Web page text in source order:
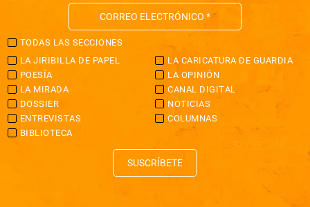
TODAS LAS SECCIONES
LA JIRIBILLA DE PAPEL
LA CARICATURA DE GUARDIA
POESÍA
LA OPINIÓN
LA MIRADA
CANAL DIGITAL
DOSSIER
NOTICIAS
ENTREVISTAS
COLUMNAS
BIBLIOTECA
SUSCRÍBETE